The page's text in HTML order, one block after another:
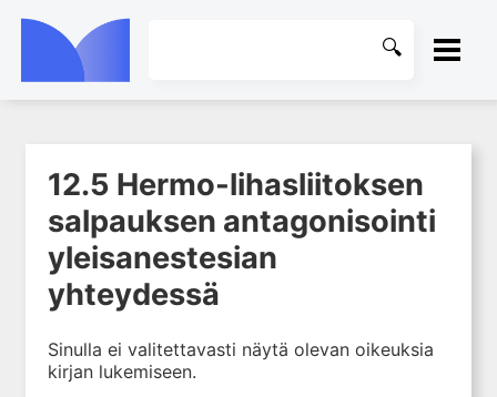
KIRJASTO
1. Johdanto farmakologiaan
2. Lääkkeiden kemia
3. Lääkekehitys
4. Lääkeaineiden
vaikutusmekanismit: reseptorit*
5. Farmakokinetiikka
6. Vierasainemetabolia
12.5 Hermo-lihasliitoksen
salpauksen antagonisointi
yleisanestesian
yhteydessä
Sinulla ei valitettavasti näytä olevan oikeuksia
kirjan lukemiseen.